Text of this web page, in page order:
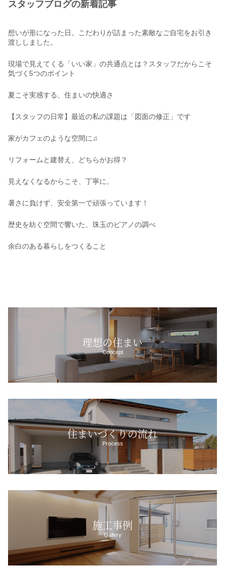
スタッフブログの新着記事
想いが形になった日。こだわりが詰まった素敵なご自宅をお引き
渡ししました。
現場で見えてくる「いい家」の共通点とは？スタッフだからこそ
気づく5つのポイント
夏こそ実感する、住まいの快適さ
【スタッフの日常】最近の私の課題は「図面の修正」です
家がカフェのような空間に♫
リフォームと建替え、どちらがお得？
見えなくなるからこそ、丁寧に。
暑さに負けず、安全第一で頑張っています！
歴史を紡ぐ空間で響いた、珠玉のピアノの調べ
余白のある暮らしをつくること
理想の住まい
Concept
住まいづくりの流れ
Process
施工事例
Gallery